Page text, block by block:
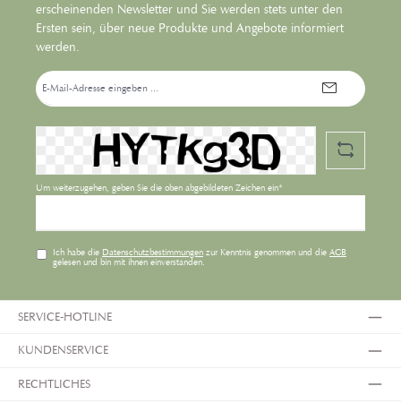
erscheinenden Newsletter und Sie werden stets unter den
Ersten sein, über neue Produkte und Angebote informiert
werden.
E-
Mail-
Adresse*
Um weiterzugehen, geben Sie die oben abgebildeten Zeichen ein*
Ich habe die Datenschutzbestimmungenzur Kenntnis genommen und die AGB
gelesen und bin mit ihnen einverstanden.
SERVICE-HOTLINE
KUNDENSERVICE
RECHTLICHES